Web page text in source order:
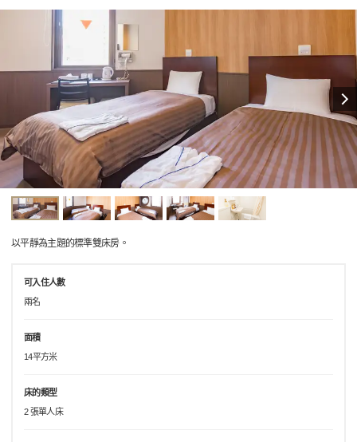
以平靜為主題的標準雙床房。
可入住人數
兩名
面積
14平方米
床的類型
2 張單人床